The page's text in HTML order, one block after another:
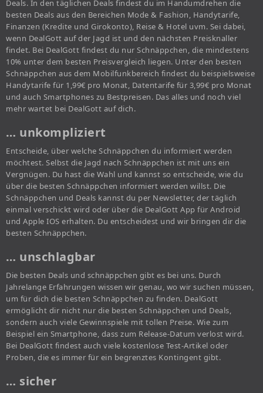
Deals. In den täglichen Deals findest du im Handumdrehen die
besten Deals aus den Bereichen Mode & Fashion, Handytarife,
Finanzen (Kredite und Girokonto), Reise & Hotel uvm. Sei dabei,
wenn DealGott auf der Jagd ist und den nächsten Preisknaller
findet. Bei DealGott findest du nur Schnäppchen, die mindestens
10% unter dem besten Preisvergleich liegen. Unter den besten
Schnäppchen aus dem Mobilfunkbereich findest du beispielsweise
Handytarife für 1,99€ pro Monat, Datentarife für 3,99€ pro Monat
und auch Smartphones zu Bestpreisen. Das alles und noch viel
mehr wartet bei DealGott auf dich.
… unkompliziert
Entscheide, über welche Schnäppchen du informiert werden
möchtest. Selbst die Jagd nach Schnäppchen ist mit uns ein
Vergnügen. Du hast die Wahl und kannst so entscheide, wie du
über die besten Schnäppchen informiert werden willst. Die
Schnäppchen und Deals kannst du per Newsletter, der täglich
einmal verschickt wird oder über die DealGott App für Android
und Apple IOS erhalten. Du entscheidest und wir bringen dir die
besten Schnäppchen.
… unschlagbar
Die besten Deals und schnäppchen gibt es bei uns. Durch
Jahrelange Erfahrungen wissen wir genau, wo wir suchen müssen,
um für dich die besten Schnäppchen zu finden. DealGott
ermöglicht dir nicht nur die besten Schnäppchen und Deals,
sondern auch viele Gewinnspiele mit tollen Preise. Wie zum
Beispiel ein Smartphone, dass zum Release-Datum verlost wird.
Bei DealGott findest auch viele kostenlose Test-Artikel oder
Proben, die es immer für ein begrenztes Kontingent gibt.
… sicher